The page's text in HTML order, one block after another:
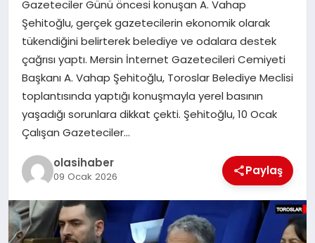
Gazeteciler Günü öncesi konuşan A. Vahap
Şehitoğlu, gerçek gazetecilerin ekonomik olarak
tükendiğini belirterek belediye ve odalara destek
çağrısı yaptı. Mersin İnternet Gazetecileri Cemiyeti
Başkanı A. Vahap Şehitoğlu, Toroslar Belediye Meclisi
toplantısında yaptığı konuşmayla yerel basının
yaşadığı sorunlara dikkat çekti. Şehitoğlu, 10 Ocak
Çalışan Gazeteciler…
olasihaber
09 Ocak 2026 Paylaş